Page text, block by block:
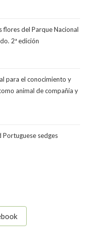
flores del Parque Nacional
2ª edición
para el conocimiento y
animal de compañía y
Portuguese sedges